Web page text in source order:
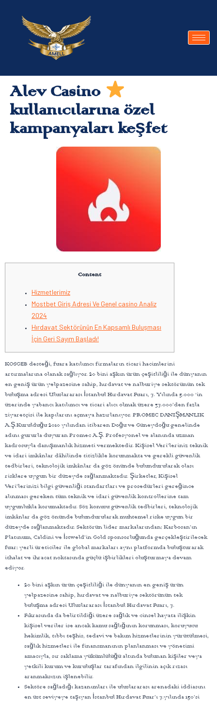
Alev Casino
kullanıcılarına özel
kampanyaları keşfet
Content
Hizmetlerimiz
Mostbet Giriş Adresi Ve Genel casino Analiz
2024
Hırdavat Sektörünün En Kapsamlı Buluşması
İçin Geri Sayım Başladı!
KOSGEB desteği, fuara katılımcı firmaların ticari hacimlerini
artırmalarına olanak sağlıyor. 20 bini aşkın ürün çeşitliliği ile dünyanın
en geniş ürün yelpazesine sahip, hırdavat ve nalburiye sektörünün tek
buluşma adresi Uluslararası İstanbul Hırdavat Fuarı, 7. Yılında 5.000 ‘in
üzerinde yabancı katılımcı ve ticari alıcı olmak üzere 37.000’den fazla
ziyaretçisi ile kapılarını açmaya hazırlanıyor. PROMEC DANIŞMANLIK
A.Ş.Kurulduğu 2010 yılından itibaren Doğu ve Güneydoğu genelinde
adını gururla duyuran Promec A.Ş. Profesyonel ve alanında uzman
kadrosuyla danışmanlık hizmeti vermektedir. Kişisel Veri’leriniz teknik
ve idari imkânlar dâhilinde titizlikle korunmakta ve gerekli güvenlik
tedbirleri, teknolojik imkânlar da göz önünde bulundurularak olası
risklere uygun bir düzeyde sağlanmaktadır. Şirketler, Kişisel
Veri’lerinizi bilgi güvenliği standartları ve prosedürleri gereğince
alınması gereken tüm teknik ve idari güvenlik kontrollerine tam
uygunlukla korumaktadır. Söz konusu güvenlik tedbirleri, teknolojik
imkânlar da göz önünde bulundurularak muhtemel riske uygun bir
düzeyde sağlanmaktadır. Sektörün lider markalarından; Karbosan’ın
Platınum, Caldini ve İstweld’in Gold sponsorluğunda gerçekleştirilecek
fuar; yerli üreticiler ile global markaları aynı platformda buluşturarak
ithalat ve ihracat noktasında güçlü işbirlikleri oluşturmaya devam
ediyor.
20 bini aşkın ürün çeşitliliği ile dünyanın en geniş ürün
yelpazesine sahip, hırdavat ve nalburiye sektörünün tek
buluşma adresi Uluslararası İstanbul Hırdavat Fuarı, 7.
Fıkrasında da belirtildiği üzere sağlık ve cinsel hayata ilişkin
kişisel veriler ise ancak kamu sağlığının korunması, koruyucu
hekimlik, tıbbı teşhis, tedavi ve bakım hizmetlerinin yürütülmesi,
sağlık hizmetleri ile finansmanının planlanması ve yönetimi
amacıyla, sır saklama yükümlülüğü altında bulunan kişiler veya
yetkili kurum ve kuruluşlar tarafından ilgilinin açık rızası
aranmaksızın işlenebilir.
Sektöre sağladığı kazanımları ile uluslararası arenadaki iddiasını
en üst seviyeye taşıyan İstanbul Hırdavat Fuar’ı 7.yılında 150’si